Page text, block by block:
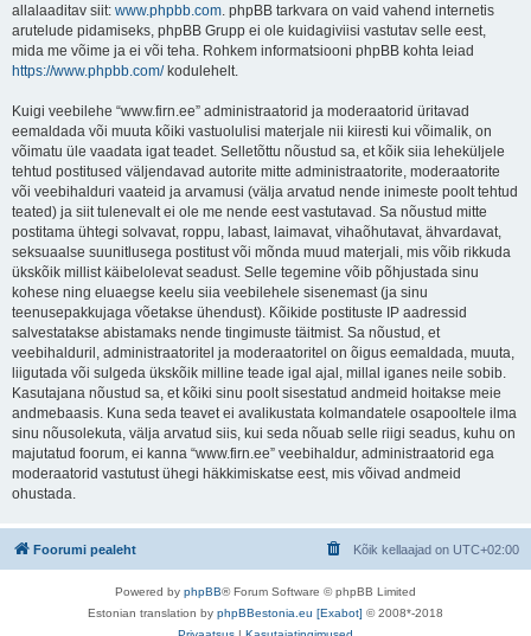
allalaaditav siit: www.phpbb.com. phpBB tarkvara on vaid vahend internetis
arutelude pidamiseks, phpBB Grupp ei ole kuidagiviisi vastutav selle eest,
mida me võime ja ei või teha. Rohkem informatsiooni phpBB kohta leiad
https://www.phpbb.com/kodulehelt.
Kuigi veebilehe “www.firn.ee” administraatorid ja moderaatorid üritavad
eemaldada või muuta kõiki vastuolulisi materjale nii kiiresti kui võimalik, on
võimatu üle vaadata igat teadet. Selletõttu nõustud sa, et kõik siia leheküljele
tehtud postitused väljendavad autorite mitte administraatorite, moderaatorite
või veebihalduri vaateid ja arvamusi (välja arvatud nende inimeste poolt tehtud
teated) ja siit tulenevalt ei ole me nende eest vastutavad. Sa nõustud mitte
postitama ühtegi solvavat, roppu, labast, laimavat, vihaõhutavat, ähvardavat,
seksuaalse suunitlusega postitust või mõnda muud materjali, mis võib rikkuda
ükskõik millist käibelolevat seadust. Selle tegemine võib põhjustada sinu
kohese ning eluaegse keelu siia veebilehele sisenemast (ja sinu
teenusepakkujaga võetakse ühendust). Kõikide postituste IP aadressid
salvestatakse abistamaks nende tingimuste täitmist. Sa nõustud, et
veebihalduril, administraatoritel ja moderaatoritel on õigus eemaldada, muuta,
liigutada või sulgeda ükskõik milline teade igal ajal, millal iganes neile sobib.
Kasutajana nõustud sa, et kõiki sinu poolt sisestatud andmeid hoitakse meie
andmebaasis. Kuna seda teavet ei avalikustata kolmandatele osapooltele ilma
sinu nõusolekuta, välja arvatud siis, kui seda nõuab selle riigi seadus, kuhu on
majutatud foorum, ei kanna “www.firn.ee” veebihaldur, administraatorid ega
moderaatorid vastutust ühegi häkkimiskatse eest, mis võivad andmeid
ohustada.
Foorumi pealeht Kõik kellaajad on UTC+02:00
Powered by phpBB® Forum Software © phpBB Limited
Estonian translation by phpBBestonia.eu [Exabot] © 2008*-2018